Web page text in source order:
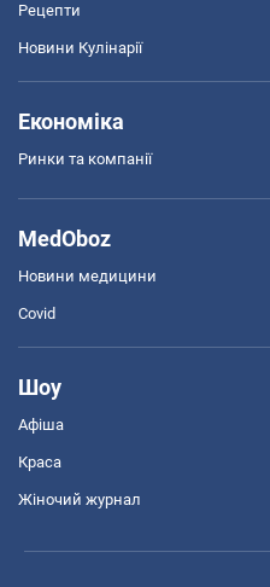
Рецепти
Новини Кулінарії
Економіка
Ринки та компанії
MedOboz
Новини медицини
Covid
Шоу
Афіша
Краса
Жіночий журнал